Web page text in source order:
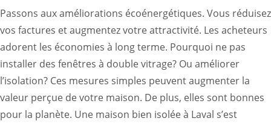
Passons aux améliorations écoénergétiques. Vous réduisez
vos factures et augmentez votre attractivité. Les acheteurs
adorent les économies à long terme. Pourquoi ne pas
installer des fenêtres à double vitrage? Ou améliorer
l’isolation? Ces mesures simples peuvent augmenter la
valeur perçue de votre maison. De plus, elles sont bonnes
pour la planète. Une maison bien isolée à Laval s’est